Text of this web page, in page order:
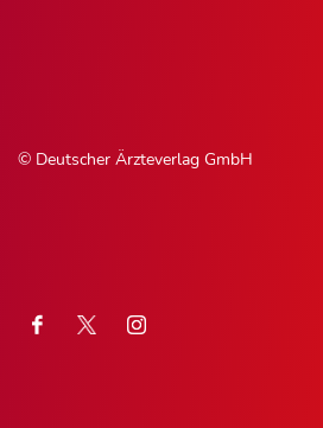
© Deutscher Ärzteverlag GmbH